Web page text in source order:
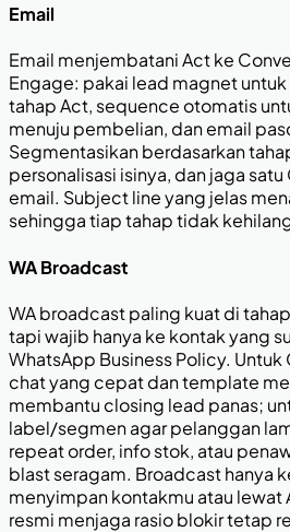
Email
Email menjembatani Act ke
Engage: pakai lead magnet
tahap Act, sequence otomatis
menuju pembelian, dan email
Segmentasikan berdasarkan
personalisasi isinya, dan jaga satu
email. Subject line yang jelas
sehingga tiap tahap tidak
WA Broadcast
WA broadcast paling kuat di
tapi wajib hanya ke kontak yang
WhatsApp Business Policy.
chat yang cepat dan template
membantu closing lead panas;
label/segmen agar pelanggan
repeat order, info stok, atau
blast seragam. Broadcast hanya
menyimpan kontakmu atau lewat
resmi menjaga rasio blokir tetap